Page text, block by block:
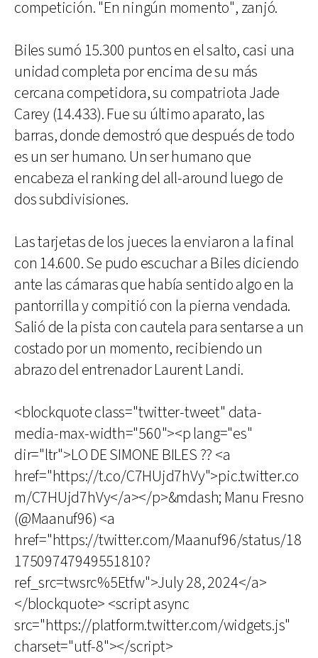
competición. "En ningún momento", zanjó.
Biles sumó 15.300 puntos en el salto, casi una
unidad completa por encima de su más
cercana competidora, su compatriota Jade
Carey (14.433). Fue su último aparato, las
barras, donde demostró que después de todo
es un ser humano. Un ser humano que
encabeza el ranking del all-around luego de
dos subdivisiones.
Las tarjetas de los jueces la enviaron a la final
con 14.600. Se pudo escuchar a Biles diciendo
ante las cámaras que había sentido algo en la
pantorrilla y compitió con la pierna vendada.
Salió de la pista con cautela para sentarse a un
costado por un momento, recibiendo un
abrazo del entrenador Laurent Landi.
<blockquote class="twitter-tweet" data-
media-max-width="560"><p lang="es"
dir="ltr">LO DE SIMONE BILES ?? <a
href="https://t.co/C7HUjd7hVy">pic.twitter.co
m/C7HUjd7hVy</a></p>&mdash; Manu Fresno
(@Maanuf96) <a
href="https://twitter.com/Maanuf96/status/18
17509747949551810?
ref_src=twsrc%5Etfw">July 28, 2024</a>
</blockquote> <script async
src="https://platform.twitter.com/widgets.js"
charset="utf-8"></script>